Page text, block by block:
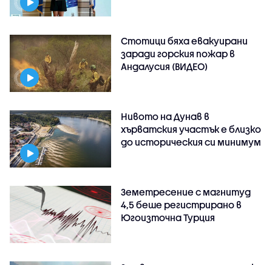
Стотици бяха евакуирани
заради горския пожар в
Андалусия (ВИДЕО)
Нивото на Дунав в
хърватския участък е близко
до историческия си минимум
Земетресение с магнитуд
4,5 беше регистрирано в
Югоизточна Турция